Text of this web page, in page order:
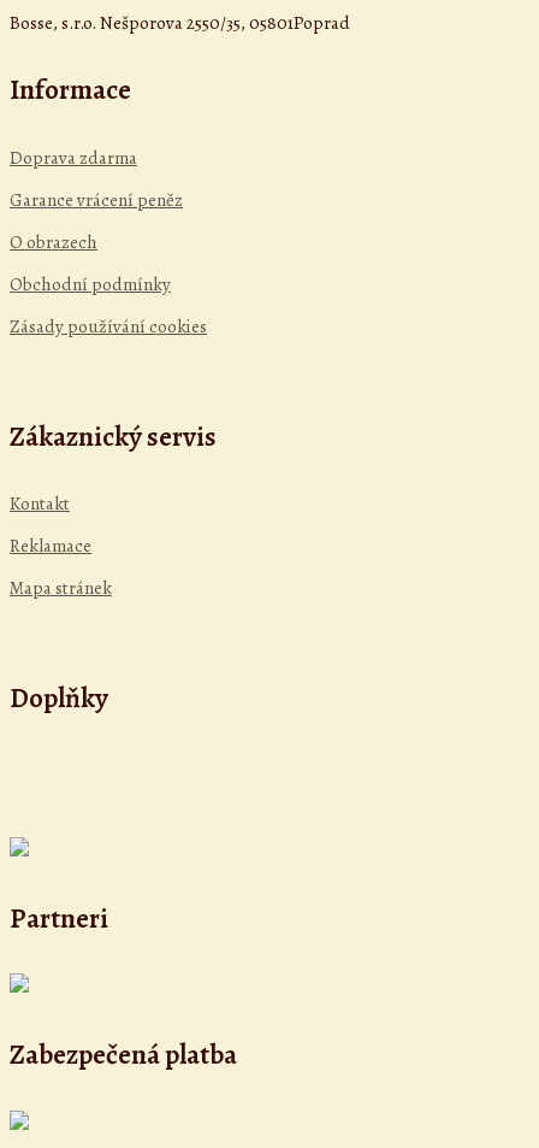
Bosse, s.r.o. Nešporova 2550/35, 05801Poprad
Informace
Doprava zdarma
Garance vrácení peněz
O obrazech
Obchodní podmínky
Zásady používání cookies
Zákaznický servis
Kontakt
Reklamace
Mapa stránek
Doplňky
Partneri
Zabezpečená platba